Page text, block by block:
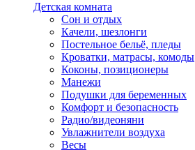
Детская комната
Сон и отдых
Качели, шезлонги
Постельное бельё, пледы
Кроватки, матрасы, комоды
Коконы, позиционеры
Манежи
Подушки для беременных
Комфорт и безопасность
Радио/видеоняни
Увлажнители воздуха
Весы